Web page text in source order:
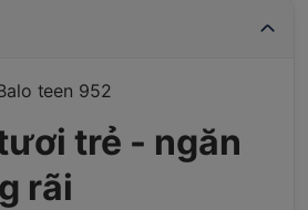
teen 952
trẻ - ngăn
rãi